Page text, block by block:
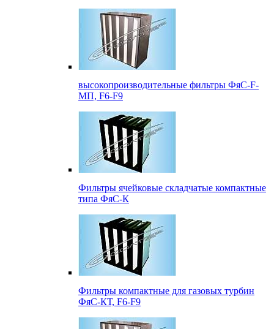
высокопроизводительные фильтры ФяС-F-
МП, F6-F9
Фильтры ячейковые складчатые компактные
типа ФяС-К
Фильтры компактные для газовых турбин
ФяС-КТ, F6-F9